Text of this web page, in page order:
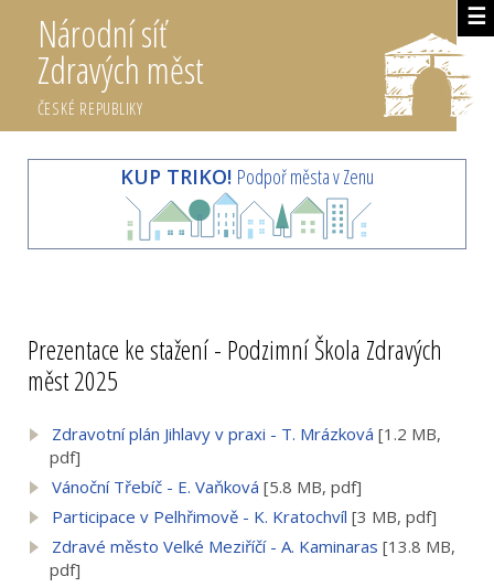
☰
Národní síť
Zdravých měst
ČESKÉ REPUBLIKY
KUP TRIKO! Podpoř města v Zenu
Prezentace ke stažení - Podzimní Škola Zdravých
měst 2025
Zdravotní plán Jihlavy v praxi - T. Mrázková [1.2 MB,
pdf]
Vánoční Třebíč - E. Vaňková [5.8 MB, pdf]
Participace v Pelhřimově - K. Kratochvíl [3 MB, pdf]
Zdravé město Velké Meziříčí - A. Kaminaras [13.8 MB,
pdf]